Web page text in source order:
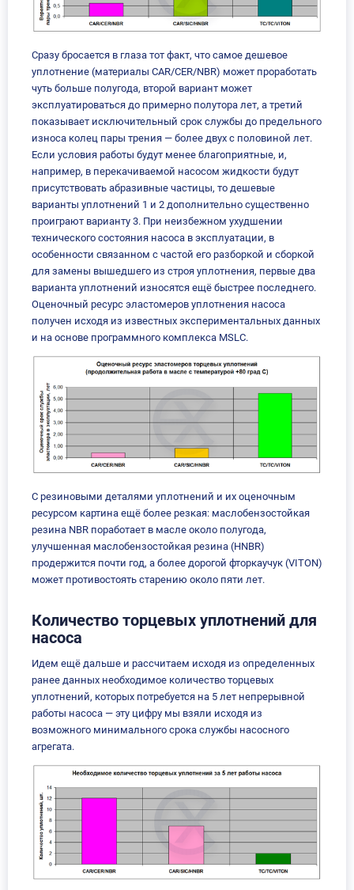
Сразу бросается в глаза тот факт, что самое дешевое
уплотнение (материалы CAR/CER/NBR) может проработать
чуть больше полугода, второй вариант может
эксплуатироваться до примерно полутора лет, а третий
показывает исключительный срок службы до предельного
износа колец пары трения — более двух с половиной лет.
Если условия работы будут менее благоприятные, и,
например, в перекачиваемой насосом жидкости будут
присутствовать абразивные частицы, то дешевые
варианты уплотнений 1 и 2 дополнительно существенно
проиграют варианту 3. При неизбежном ухудшении
технического состояния насоса в эксплуатации, в
особенности связанном с частой его разборкой и сборкой
для замены вышедшего из строя уплотнения, первые два
варианта уплотнений износятся ещё быстрее последнего.
Оценочный ресурс эластомеров уплотнения насоса
получен исходя из известных экспериментальных данных
и на основе программного комплекса MSLC.
С резиновыми деталями уплотнений и их оценочным
ресурсом картина ещё более резкая: маслобензостойкая
резина NBR поработает в масле около полугода,
улучшенная маслобензостойкая резина (HNBR)
продержится почти год, а более дорогой фторкаучук (VITON)
может противостоять старению около пяти лет.
Количество торцевых уплотнений для
насоса
Идем ещё дальше и рассчитаем исходя из определенных
ранее данных необходимое количество торцевых
уплотнений, которых потребуется на 5 лет непрерывной
работы насоса — эту цифру мы взяли исходя из
возможного минимального срока службы насосного
агрегата.